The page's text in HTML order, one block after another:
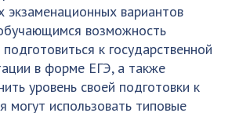
экзаменационных вариантов
возможность
к государственной
в форме ЕГЭ, а также
уровень своей подготовки к
могут использовать типовые